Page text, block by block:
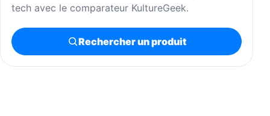
tech avec le comparateur KultureGeek.
Rechercher un produit